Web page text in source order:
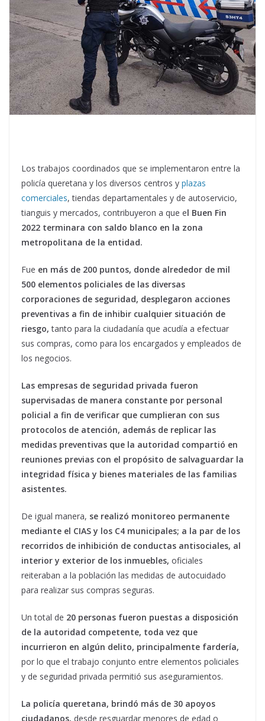
Los trabajos coordinados que se implementaron entre la
policía queretana y los diversos centros y plazas
comerciales, tiendas departamentales y de autoservicio,
tianguis y mercados, contribuyeron a que el Buen Fin
2022 terminara con saldo blanco en la zona
metropolitana de la entidad.
Fue en más de 200 puntos, donde alrededor de mil
500 elementos policiales de las diversas
corporaciones de seguridad, desplegaron acciones
preventivas a fin de inhibir cualquier situación de
riesgo, tanto para la ciudadanía que acudía a efectuar
sus compras, como para los encargados y empleados de
los negocios.
Las empresas de seguridad privada fueron
supervisadas de manera constante por personal
policial a fin de verificar que cumplieran con sus
protocolos de atención, además de replicar las
medidas preventivas que la autoridad compartió en
reuniones previas con el propósito de salvaguardar la
integridad física y bienes materiales de las familias
asistentes.
De igual manera, se realizó monitoreo permanente
mediante el CIAS y los C4 municipales; a la par de los
recorridos de inhibición de conductas antisociales, al
interior y exterior de los inmuebles, oficiales
reiteraban a la población las medidas de autocuidado
para realizar sus compras seguras.
Un total de 20 personas fueron puestas a disposición
de la autoridad competente, toda vez que
incurrieron en algún delito, principalmente fardería,
por lo que el trabajo conjunto entre elementos policiales
y de seguridad privada permitió sus aseguramientos.
La policía queretana, brindó más de 30 apoyos
ciudadanos, desde resguardar menores de edad o